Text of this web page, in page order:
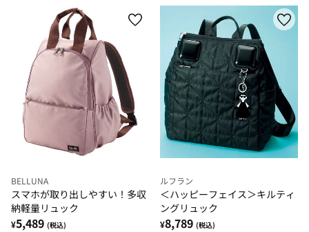
BELLUNA
スマホが取り出しやすい！多収
納軽量リュック
¥5,489 (税込)
ルフラン
＜ハッピーフェイス＞キルティ
ングリュック
¥8,789 (税込)